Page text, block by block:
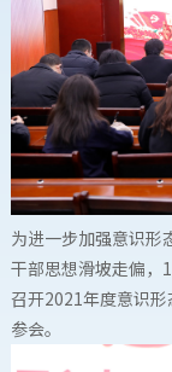
为进一步加强意识形
干部思想滑坡走偏，
召开2021年度意识
参会。